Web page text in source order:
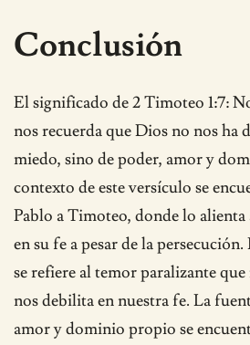
Conclusión
El significado de 2 Timoteo 1:7:
nos recuerda que Dios no nos ha
miedo, sino de poder, amor y
contexto de este versículo se
Pablo a Timoteo, donde lo
en su fe a pesar de la
se refiere al temor paralizante
nos debilita en nuestra fe. La
amor y dominio propio se